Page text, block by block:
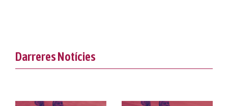
Darreres Notícies